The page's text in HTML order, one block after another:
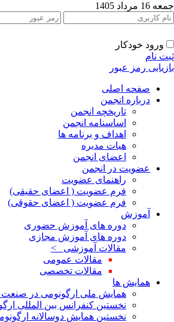
جمعه 16 مرداد 1405
ورود خودکار
ثبت نام
بازیابی رمز عبور
صفحه اصلی
درباره انجمن
تاریخچه انجمن
اساسنامه انجمن
اهداف و برنامه ها
هیات مدیره
اعضای انجمن
عضویت در انجمن
راهنمای عضویت
فرم عضویت ( اعضای حقیقی)
فرم عضویت ( اعضای حقوقی)
آموزش
دوره های آموزش حضوری
دوره های آموزش مجازی
مقالات آموزشی >
مقالات عمومی
مقالات تخصصی
همایش ها
همایش ملی ارگونومی در صنعت و
نخستین کنفرانس بین المللی
نخستین همایش دوسالانه ارگونومی